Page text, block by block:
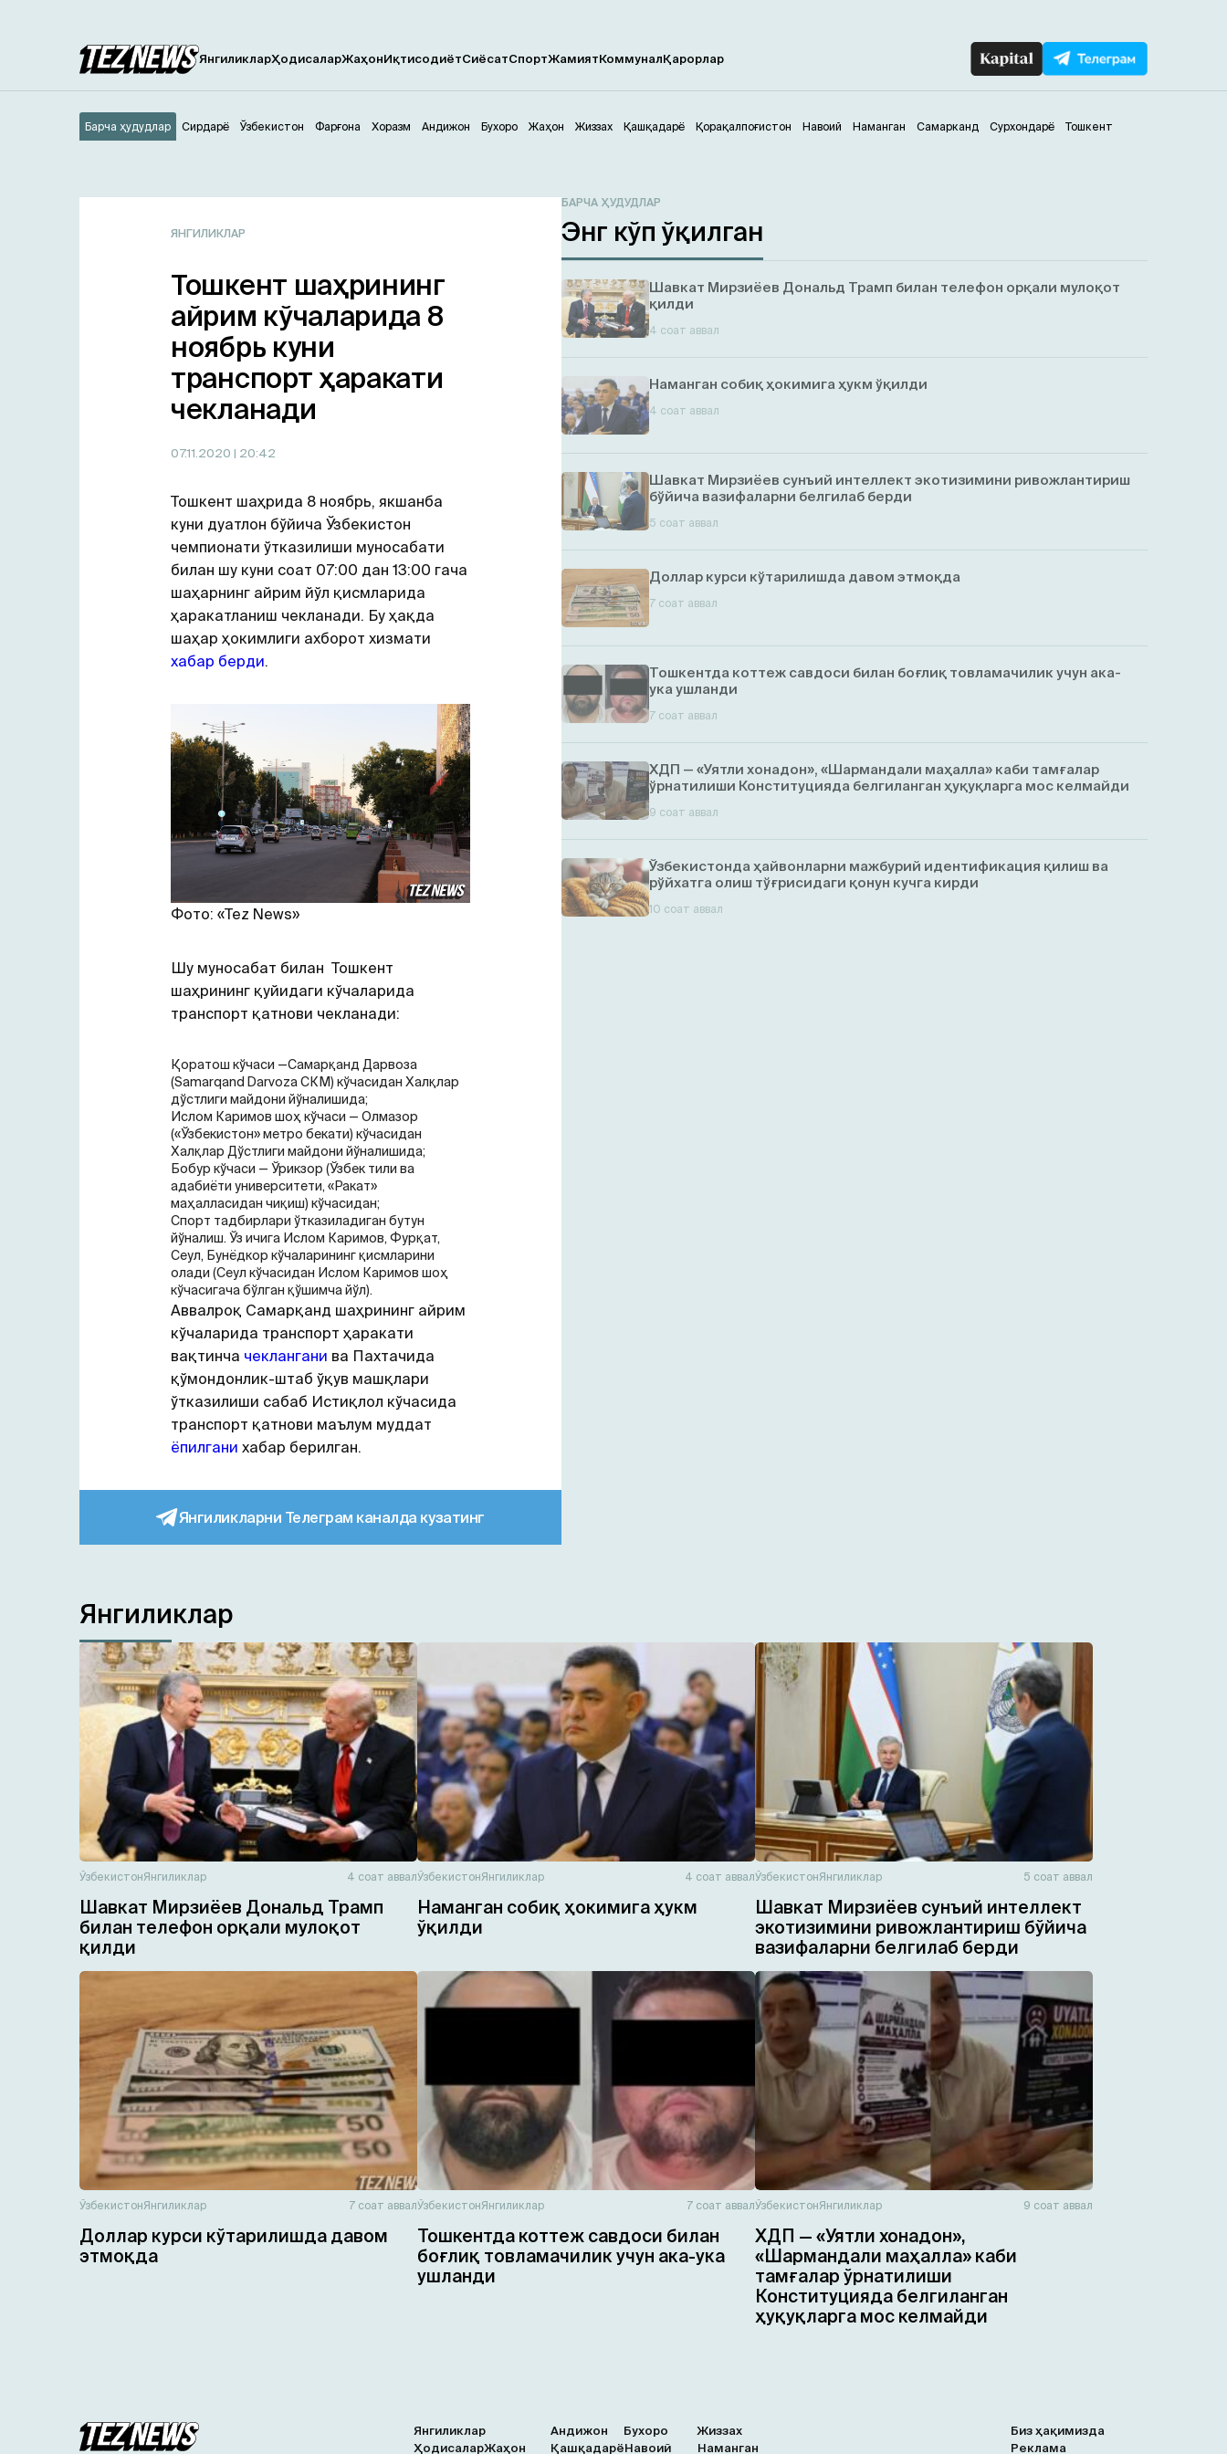
ЯнгиликларҲодисаларЖаҳонИқтисодиётСиёсатСпортЖамиятКоммуналҚарорлар
Андижон
Барча ҳудудлар Бухоро Жаҳон Жиззах Қашқадарё Қорақалпоғистон Навоий Наманган Самарканд
Сирдарё Сурхондарё Тошкент
Ўзбекистон Фарғона Хоразм
ЯНГИЛИКЛАР
Тошкент шаҳрининг
айрим кўчаларида 8
ноябрь куни
транспорт ҳаракати
чекланади
07.11.2020 | 20:42
Тошкент шаҳрида 8 ноябрь, якшанба
куни дуатлон бўйича Ўзбекистон
чемпионати ўтказилиши муносабати
билан шу куни соат 07:00 дан 13:00 гача
шаҳарнинг айрим йўл қисмларида
ҳаракатланиш чекланади. Бу ҳақда
шаҳар ҳокимлиги ахборот хизмати
хабар берди.
Фото: «Tez News»
Шу муносабат билан Тошкент
шаҳрининг қуйидаги кўчаларида
транспорт қатнови чекланади:
Қоратош кўчаси —Самарқанд Дарвоза
(Samarqand Darvoza СКМ) кўчасидан Халқлар
дўстлиги майдони йўналишида;
Ислом Каримов шоҳ кўчаси — Олмазор
(«Ўзбекистон» метро бекати) кўчасидан
Халқлар Дўстлиги майдони йўналишида;
Бобур кўчаси — Ўрикзор (Ўзбек тили ва
адабиёти университети, «Ракат»
маҳалласидан чиқиш) кўчасидан;
Спорт тадбирлари ўтказиладиган бутун
йўналиш. Ўз ичига Ислом Каримов, Фурқат,
Сеул, Бунёдкор кўчаларининг қисмларини
олади (Сеул кўчасидан Ислом Каримов шоҳ
кўчасигача бўлган қўшимча йўл).
Аввалроқ Самарқанд шаҳрининг айрим
кўчаларида транспорт ҳаракати
вақтинча чеклангани ва Пахтачида
қўмондонлик-штаб ўқув машқлари
ўтказилиши сабаб Истиқлол кўчасида
транспорт қатнови маълум муддат
ёпилгани хабар берилган.
Янгиликларни Телеграм каналда кузатинг
БАРЧА ҲУДУДЛАР
Энг кўп ўқилган
Шавкат Мирзиёев Дональд Трамп билан телефон орқали мулоқот
қилди
4 соат аввал
Наманган собиқ ҳокимига ҳукм ўқилди
4 соат аввал
Шавкат Мирзиёев сунъий интеллект экотизимини ривожлантириш
бўйича вазифаларни белгилаб берди
5 соат аввал
Доллар курси кўтарилишда давом этмоқда
7 соат аввал
Тошкентда коттеж савдоси билан боғлиқ товламачилик учун ака-
ука ушланди
7 соат аввал
ХДП — «Уятли хонадон», «Шармандали маҳалла» каби тамғалар
ўрнатилиши Конституцияда белгиланган ҳуқуқларга мос келмайди
9 соат аввал
Ўзбекистонда ҳайвонларни мажбурий идентификация қилиш ва
рўйхатга олиш тўғрисидаги қонун кучга кирди
10 соат аввал
Янгиликлар
ЎзбекистонЯнгиликлар 4 соат аввал
Шавкат Мирзиёев Дональд Трамп
билан телефон орқали мулоқот
қилди
ЎзбекистонЯнгиликлар 4 соат аввал
Наманган собиқ ҳокимига ҳукм
ўқилди
ЎзбекистонЯнгиликлар 5 соат аввал
Шавкат Мирзиёев сунъий интеллект
экотизимини ривожлантириш бўйича
вазифаларни белгилаб берди
ЎзбекистонЯнгиликлар 7 соат аввал
Доллар курси кўтарилишда давом
этмоқда
ЎзбекистонЯнгиликлар 7 соат аввал
Тошкентда коттеж савдоси билан
боғлиқ товламачилик учун ака-ука
ушланди
ЎзбекистонЯнгиликлар 9 соат аввал
ХДП — «Уятли хонадон»,
«Шармандали маҳалла» каби
тамғалар ўрнатилиши
Конституцияда белгиланган
ҳуқуқларга мос келмайди
Янгиликлар
ҲодисаларЖаҳон
Андижон Бухоро
Жиззах
ҚашқадарёНавоий Наманган
Биз ҳақимизда
Реклама